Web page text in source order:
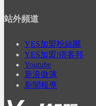
站外頻道
YES加盟粉絲團
YES加盟!痞客邦
Youtube
新浪微薄
新聞報導